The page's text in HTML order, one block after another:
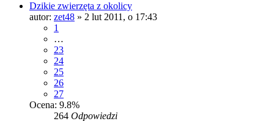
Dzikie zwierzęta z okolicy
autor: zet48 » 2 lut 2011, o 17:43
1
…
23
24
25
26
27
Ocena: 9.8%
264 Odpowiedzi